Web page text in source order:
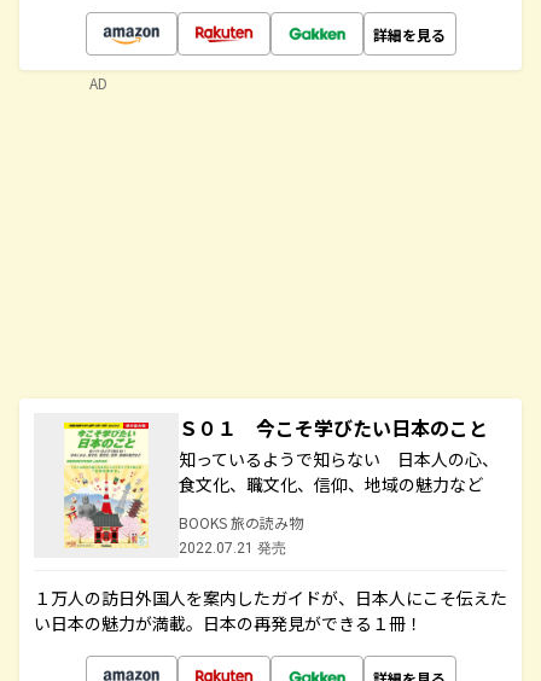
詳細を見る
Ｓ０１ 今こそ学びたい日本のこと
知っているようで知らない 日本人の心、
食文化、職文化、信仰、地域の魅力など
BOOKS 旅の読み物
2022.07.21 発売
１万人の訪日外国人を案内したガイドが、日本人にこそ伝えた
い日本の魅力が満載。日本の再発見ができる１冊！
AD